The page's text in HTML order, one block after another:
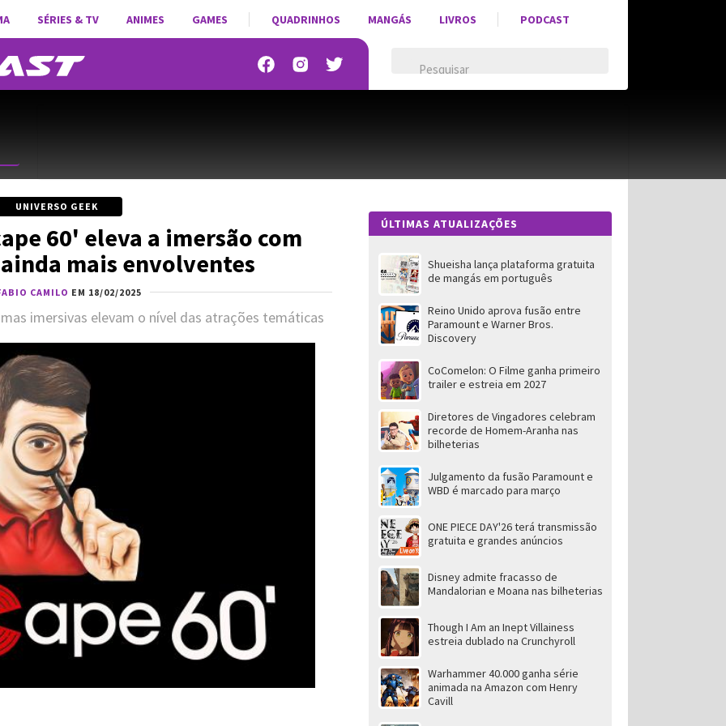
SÉRIES & TV ANIMES GAMES QUADRINHOS MANGÁS LIVROS PODCAST
UNIVERSO GEEK
60' eleva a imersão com
mais envolventes
CAMILO EM 18/02/2025
imersivas elevam o nível das atrações temáticas
ÚLTIMAS ATUALIZAÇÕES
Shueisha lança plataforma gratuita
de mangás em português
Reino Unido aprova fusão entre
Paramount e Warner Bros.
Discovery
CoComelon: O Filme ganha primeiro
trailer e estreia em 2027
Diretores de Vingadores celebram
recorde de Homem-Aranha nas
bilheterias
Julgamento da fusão Paramount e
WBD é marcado para março
ONE PIECE DAY'26 terá transmissão
gratuita e grandes anúncios
Disney admite fracasso de
Mandalorian e Moana nas bilheterias
Though I Am an Inept Villainess
estreia dublado na Crunchyroll
Warhammer 40.000 ganha série
animada na Amazon com Henry
Cavill